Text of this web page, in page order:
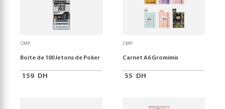
CMP
Boite de 100 Jetons de Poker
159 DH
CMP
Carnet A6 Gromimis
55 DH